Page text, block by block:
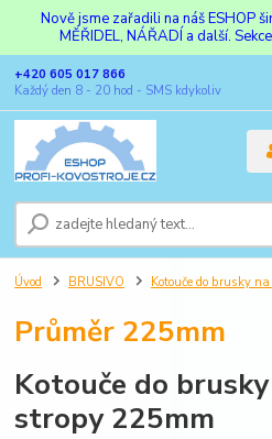
Nově jsme zařadili na náš ESHOP
MĚŘIDEL, NÁŘADÍ a další.
+420 605 017 866
Každý den 8 - 20 hod - SMS kdykoliv
Úvod BRUSIVO Kotouče do brusky
Průměr 225mm
Kotouče do
stropy 225mm